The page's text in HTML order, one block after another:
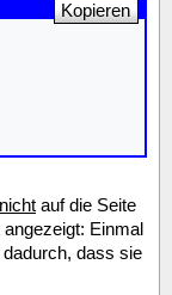
Kopieren
auf die Seite
Einmal
dadurch, dass sie